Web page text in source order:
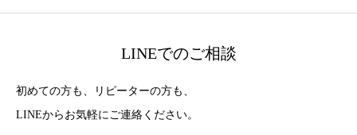
LINEでのご相談
初めての方も、リピーターの方も、
LINEからお気軽にご連絡ください。